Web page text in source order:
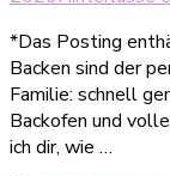
*Das Posting
Backen sind der
Familie: schnell
Backofen und
ich dir, wie …